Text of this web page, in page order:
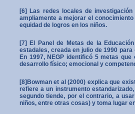
[6] Las redes locales de
ampliamente a mejorar el
equidad de logros en los niños.
[7] El Panel de Metas de la
estadales, creada en julio de 1990
En 1997, NEGP identificó 5 metas
desarrollo físico; emocional y
[8]Bowman et al (2000) explica que
refiere a un instrumento
segundo tiende, por el contrario, a
niños, entre otras cosas) y toma lugar